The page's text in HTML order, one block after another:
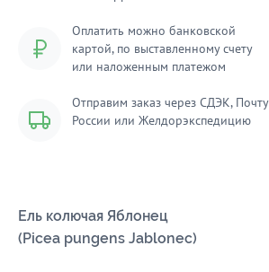
Отправим заказ через СДЭК, Почту
России или Желдорэкспедицию
Оплатить можно банковской
картой, по выставленному счету
или наложенным платежом
Ель колючая Яблонец
(Picea pungens Jablonec)